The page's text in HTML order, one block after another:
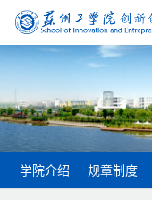
学院介绍 规章制度